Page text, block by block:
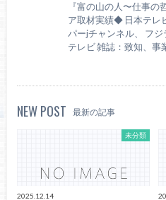
『富の山の人〜仕事
ア取材実績◆ 日本テレ
パーjチャンネル、 フ
テレビ 雑誌：致知、
NEW POST 最新の記事
未分類
2025.12.14